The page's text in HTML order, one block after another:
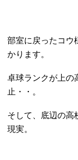
部室に戻ったコウ
かります。
卓球ランクが上の
止・・。
そして、底辺の高
現実。